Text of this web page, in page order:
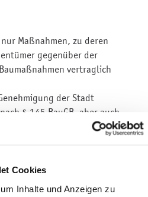
Cookies
Inhalte und Anzeigen zu
Maßnahmen, zu deren
gegenüber der
vertraglich
der Stadt
§ 145 BauGB, aber auch
relevanten öffentlich-
bescheinigenden
werden.